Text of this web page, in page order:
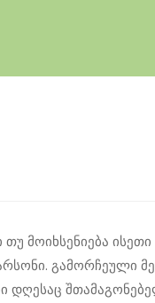
მოიხსენიება ისეთი
გამორჩეული
დღესაც